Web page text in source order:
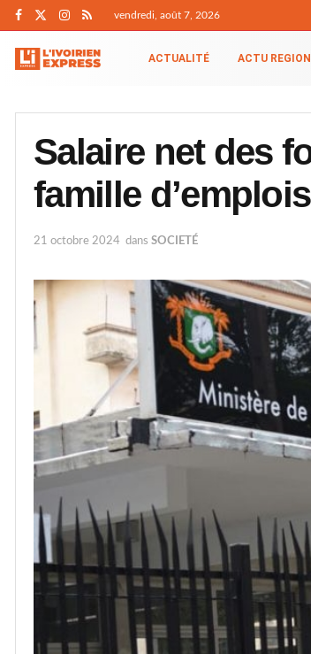
vendredi, août 7, 2026
ACTUALITÉ ACTU
Salaire net des
famille
21 octobre 2024 dans SOCIETÉ